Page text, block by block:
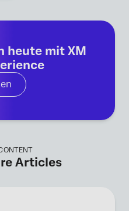
heute mit XM
Articles